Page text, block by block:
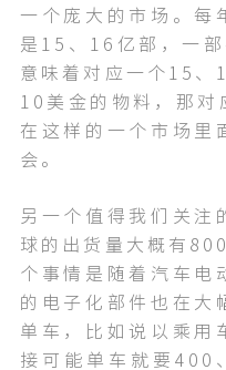
一个庞大的市场。每
是15、16亿部，一
意味着对应一个15、
10美金的物料，那对
在这样的一个市场里
会。
另一个值得我们关注
球的出货量大概有
个事情是随着汽车电
的电子化部件也在大
单车，比如说以乘用
接可能单车就要400